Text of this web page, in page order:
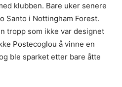
klubben. Bare uker senere
Santo i Nottingham Forest.
tropp som ikke var designet
Postecoglou å vinne en
ble sparket etter bare åtte